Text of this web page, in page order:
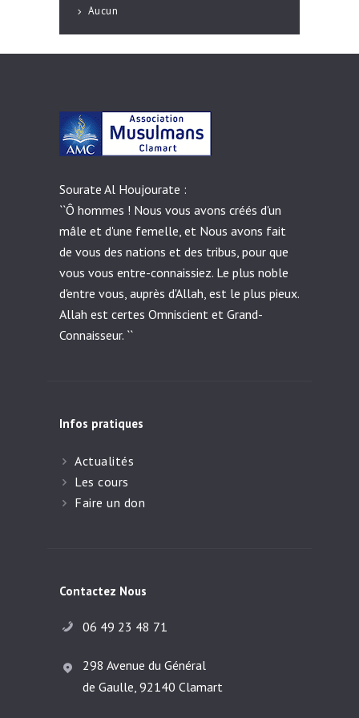
Aucun
Sourate Al Houjourate :
``Ô hommes ! Nous vous avons créés d'un
mâle et d'une femelle, et Nous avons fait
de vous des nations et des tribus, pour que
vous vous entre-connaissiez. Le plus noble
d'entre vous, auprès d'Allah, est le plus pieux.
Allah est certes Omniscient et Grand-
Connaisseur. ``
Infos pratiques
Actualités
Les cours
Faire un don
Contactez Nous
06 49 23 48 71
298 Avenue du Général
de Gaulle, 92140 Clamart